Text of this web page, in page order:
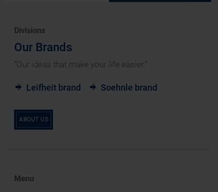
Divisions
Our Brands
“Our ideas that make your life easier.”
Leifheit brand Soehnle brand
ABOUT US
Menu